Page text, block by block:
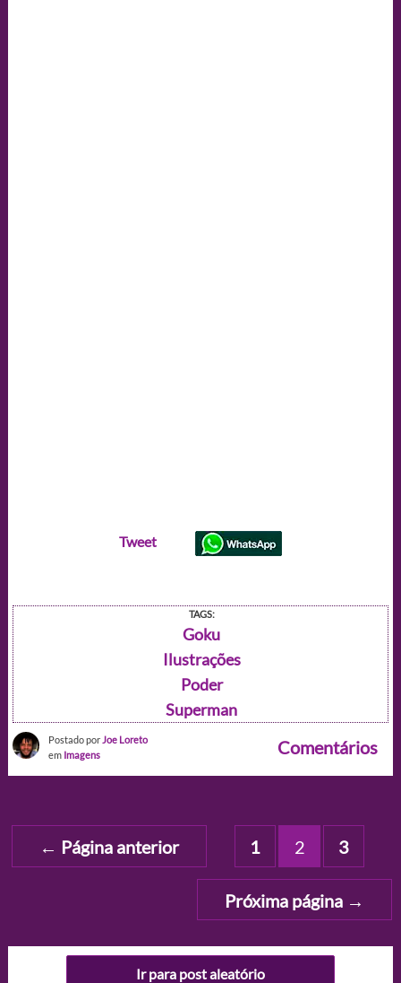
Tweet
TAGS:
Goku
Ilustrações
Poder
Superman
Postado por Joe Loreto
em Imagens Comentários
Paginação
posts
← Página anterior 1 2 3
Próxima página →
Ir para post aleatório